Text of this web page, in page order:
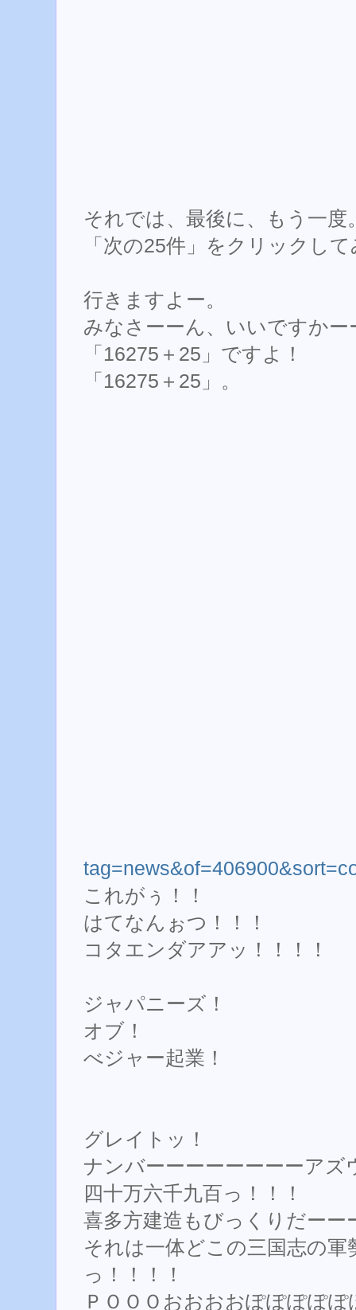
それでは、最後に、もう一度
「次の25件」をクリックし
行きますよー。
みなさーーん、いいですかー
「16275＋25」ですよ！
「16275＋25」。
これがぅ！！
はてなんぉつ！！！
コタエンダアアッ！！！！
ジャパニーズ！
オブ！
べジャー起業！
グレイトッ！
ナンバーーーーーーーーア
四十万六千九百っ！！！
喜多方建造もびっくりだーー
それは一体どこの三国志の
っ！！！！
ＰＯＯＯおおおおぽぽぽぽ